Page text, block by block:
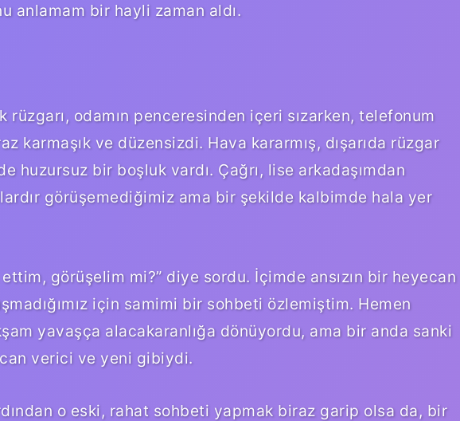
anlamam bir hayli zaman aldı.
rüzgarı, odamın penceresinden içeri sızarken, telefonum
karmaşık ve düzensizdi. Hava kararmış, dışarıda rüzgar
huzursuz bir boşluk vardı. Çağrı, lise arkadaşımdan
görüşemediğimiz ama bir şekilde kalbimde hala yer
görüşelim mi?” diye sordu. İçimde ansızın bir heyecan
için samimi bir sohbeti özlemiştim. Hemen
yavaşça alacakaranlığa dönüyordu, ama bir anda sanki
verici ve yeni gibiydi.
o eski, rahat sohbeti yapmak biraz garip olsa da, bir